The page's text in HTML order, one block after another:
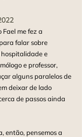
me fez a
falar sobre
e
e professor,
alguns paralelos de
deixar de lado
de passos ainda
então, pensemos a